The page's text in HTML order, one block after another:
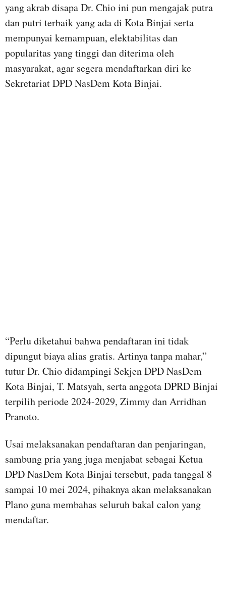
yang akrab disapa Dr. Chio ini pun mengajak putra
dan putri terbaik yang ada di Kota Binjai serta
mempunyai kemampuan, elektabilitas dan
popularitas yang tinggi dan diterima oleh
masyarakat, agar segera mendaftarkan diri ke
Sekretariat DPD NasDem Kota Binjai.
“Perlu diketahui bahwa pendaftaran ini tidak
dipungut biaya alias gratis. Artinya tanpa mahar,”
tutur Dr. Chio didampingi Sekjen DPD NasDem
Kota Binjai, T. Matsyah, serta anggota DPRD Binjai
terpilih periode 2024-2029, Zimmy dan Arridhan
Pranoto.
Usai melaksanakan pendaftaran dan penjaringan,
sambung pria yang juga menjabat sebagai Ketua
DPD NasDem Kota Binjai tersebut, pada tanggal 8
sampai 10 mei 2024, pihaknya akan melaksanakan
Plano guna membahas seluruh bakal calon yang
mendaftar.